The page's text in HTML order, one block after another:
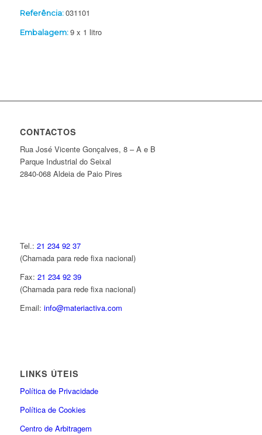
Referência:031101
Embalagem:9 x 1 litro
CONTACTOS
Rua José Vicente Gonçalves, 8 – A e B
Parque Industrial do Seixal
2840-068 Aldeia de Paio Pires
Tel.: 21 234 92 37
(Chamada para rede fixa nacional)
Fax: 21 234 92 39
(Chamada para rede fixa nacional)
Email: info@materiactiva.com
LINKS ÚTEIS
Política de Privacidade
Política de Cookies
Centro de Arbitragem